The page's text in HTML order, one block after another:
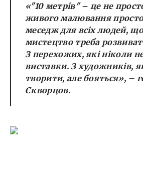
«"10 метрів" – це не
живого малювання
меседж для всіх людей, що
мистецтво треба
З перехожих, які ніколи
виставки. З художників,
творити, але бояться», –
Скворцов.